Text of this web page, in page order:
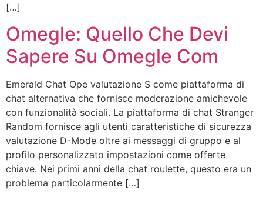
[…]
Omegle: Quello Che Devi
Sapere Su Omegle Com
Emerald Chat Ope valutazione S come piattaforma di
chat alternativa che fornisce moderazione amichevole
con funzionalità sociali. La piattaforma di chat Stranger
Random fornisce agli utenti caratteristiche di sicurezza
valutazione D-Mode oltre ai messaggi di gruppo e al
profilo personalizzato impostazioni come offerte
chiave. Nei primi anni della chat roulette, questo era un
problema particolarmente […]